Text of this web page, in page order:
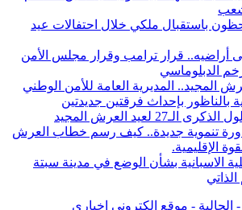
باستقبال ملكي خلال احتفالات عيد
أراضيه.. قرار ترامب وقرار مجلس الأمن
المجيد.. المديرية العامة للأمن الوطني
بالناظور بإحداث فرقتين جديدتين
لعيد العرش المجيد
تنموية جديدة.. كيف رسم خطاب العرش
الإقليمية.
الاسبانية بشأن الوضع في مدينة سبتة
الذاتي